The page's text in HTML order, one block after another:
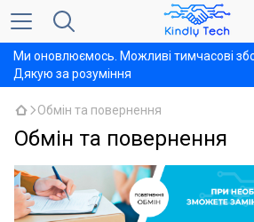
Ми оновлюємось. Можливі тимчасові
Дякую за розуміння
Обмін та повернення
Обмін та повернення